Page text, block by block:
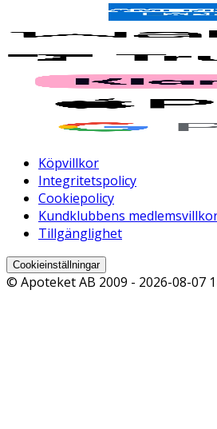
Köpvillkor
Integritetspolicy
Cookiepolicy
Kundklubbens
Tillgänglighet
Cookieinställningar
© Apoteket AB 2009 - 2026-08-07